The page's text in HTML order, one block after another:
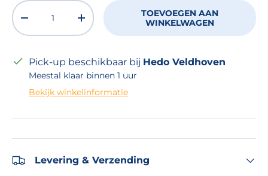
Aantal
VERLAAG DE HOEVEELHEID
VERHOOG DE HOEVEELHEID
TOEVOEGEN AAN
WINKELWAGEN
Pick-up beschikbaar bij Hedo Veldhoven
Meestal klaar binnen 1 uur
Bekijk winkelinformatie
Levering & Verzending